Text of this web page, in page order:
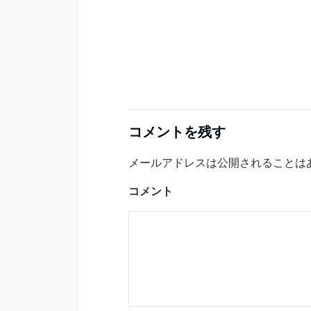
コメントを残す
メールアドレスは公開されることは
コメント